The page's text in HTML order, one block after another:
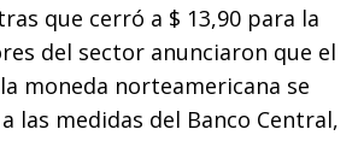
que cerró a $ 13,90 para la
del sector anunciaron que el
moneda norteamericana se
las medidas del Banco Central,